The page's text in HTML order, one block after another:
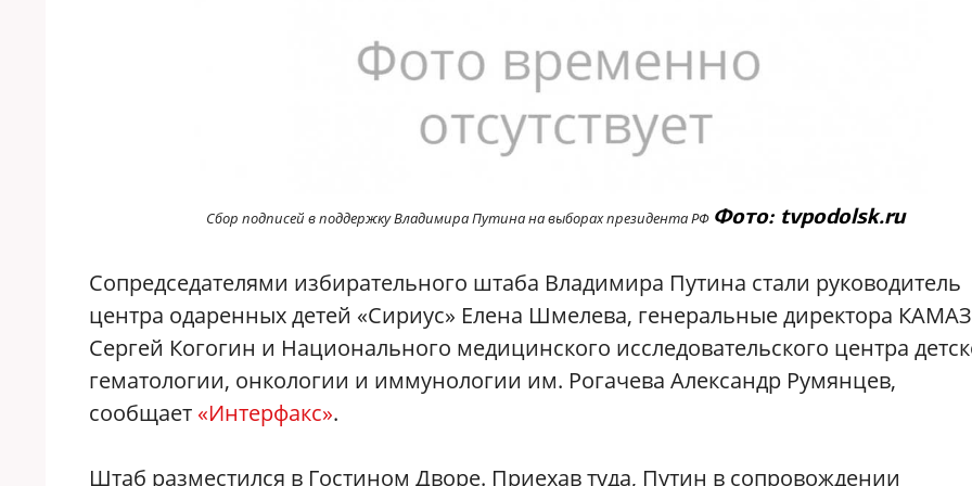
Сбор подписей в поддержку Владимира Путина на выборах президента РФ Фото: tvpodolsk.ru
Сопредседателями избирательного штаба Владимира Путина стали руководитель
центра одаренных детей «Сириус» Елена Шмелева, генеральные директора
Сергей Когогин и Национального медицинского исследовательского центра
гематологии, онкологии и иммунологии им. Рогачева Александр Румянцев,
сообщает «Интерфакс».
Штаб разместился в Гостином Дворе. Приехав туда, Путин в сопровождении